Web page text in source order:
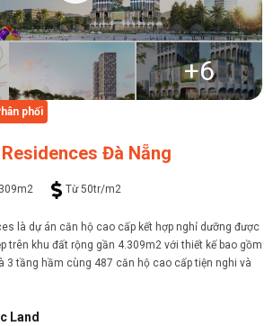
+6
phối
Đà Nẵng
Từ 50tr/m2
là dự án căn hộ cao cấp kết hợp nghỉ dưỡng được
trên khu đất rộng gần 4.309m2 với thiết kế bao gồm
3 tầng hầm cùng 487 căn hộ cao cấp tiện nghi và
Land